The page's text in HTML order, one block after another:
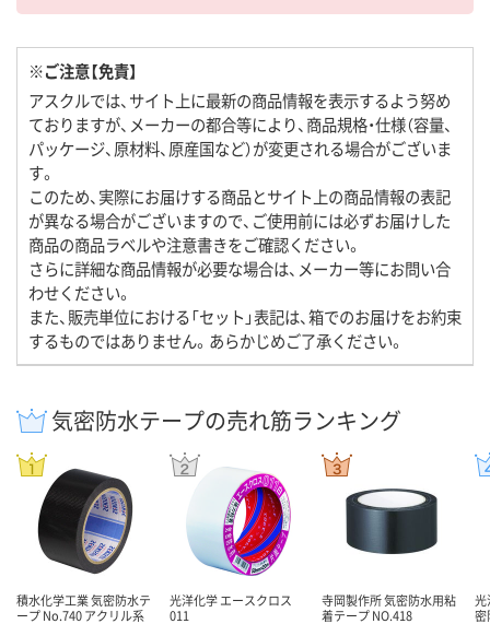
※ご注意【免責】
アスクルでは、サイト上に最新の商品情報を表示するよう努め
ておりますが、メーカーの都合等により、商品規格・仕様（容量、
パッケージ、原材料、原産国など）が変更される場合がございま
す。
このため、実際にお届けする商品とサイト上の商品情報の表記
が異なる場合がございますので、ご使用前には必ずお届けした
商品の商品ラベルや注意書きをご確認ください。
さらに詳細な商品情報が必要な場合は、メーカー等にお問い合
わせください。
また、販売単位における「セット」表記は、箱でのお届けをお約束
するものではありません。あらかじめご了承ください。
気密防水テープの売れ筋ランキング
積水化学工業 気密防水テ
ープ No.740 アクリル系
光洋化学 エースクロス
011
寺岡製作所 気密防水用粘
着テープ NO.418
光
密